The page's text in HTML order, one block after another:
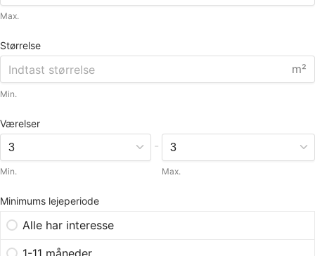
Max.
Størrelse
m²
Min.
Værelser
Min.
-
Max.
Minimums lejeperiode
Alle har interesse